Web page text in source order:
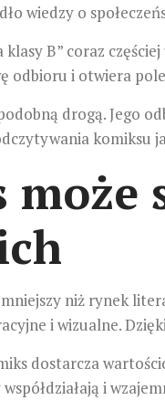
wiedzy o
B” coraz
odbioru i otwiera
drogą. Jego
komiksu
może
niż rynek
i wizualne.
dostarcza
i